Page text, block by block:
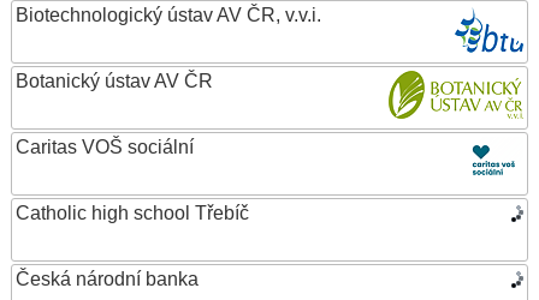
Biotechnologický ústav AV ČR, v.v.i.
Botanický ústav AV ČR
Caritas VOŠ sociální
Catholic high school Třebíč
Česká národní banka